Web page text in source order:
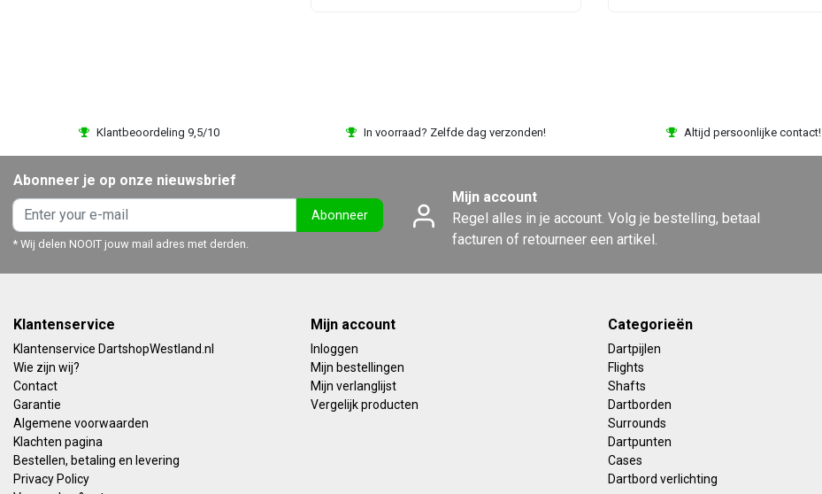
Klantbeoordeling 9,5/10 In voorraad? Zelfde dag verzonden! Altijd persoonlijke contact!
Abonneer je op onze nieuwsbrief
Abonneer
* Wij delen NOOIT jouw mail adres met derden.
Mijn account
Regel alles in je account. Volg je bestelling, betaal
facturen of retourneer een artikel.
Klantenservice
Klantenservice DartshopWestland.nl
Wie zijn wij?
Contact
Garantie
Algemene voorwaarden
Klachten pagina
Bestellen, betaling en levering
Privacy Policy
Mijn account
Inloggen
Mijn bestellingen
Mijn verlanglijst
Vergelijk producten
Categorieën
Dartpijlen
Flights
Shafts
Dartborden
Surrounds
Dartpunten
Cases
Dartbord verlichting